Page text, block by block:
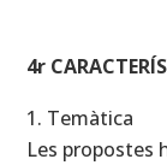
4r
Temàtica
Les propostes